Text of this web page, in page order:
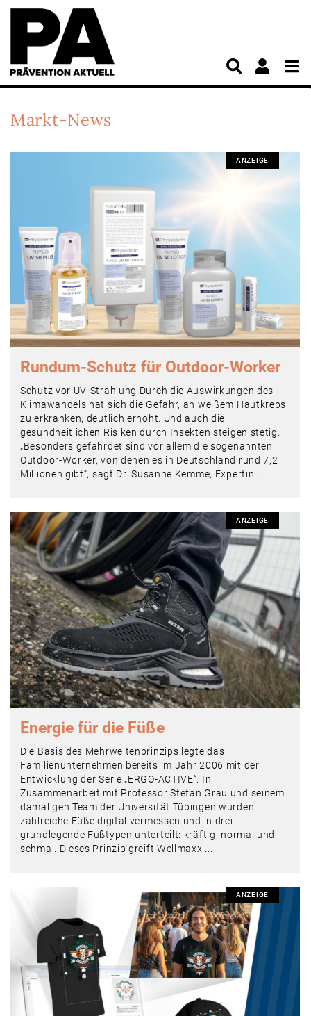
Markt-News
ANZEIGE
Rundum-Schutz für Outdoor-Worker
Schutz vor UV-Strahlung Durch die Auswirkungen des
Klimawandels hat sich die Gefahr, an weißem Hautkrebs
zu erkranken, deutlich erhöht. Und auch die
gesundheitlichen Risiken durch Insekten steigen stetig.
„Besonders gefährdet sind vor allem die sogenannten
Outdoor-Worker, von denen es in Deutschland rund 7,2
Millionen gibt“, sagt Dr. Susanne Kemme, Expertin ...
ANZEIGE
Energie für die Füße
Die Basis des Mehrweitenprinzips legte das
Familienunternehmen bereits im Jahr 2006 mit der
Entwicklung der Serie „ERGO-ACTIVE“. In
Zusammenarbeit mit Professor Stefan Grau und seinem
damaligen Team der Universität Tübingen wurden
zahlreiche Füße digital vermessen und in drei
grundlegende Fußtypen unterteilt: kräftig, normal und
schmal. Dieses Prinzip greift Wellmaxx ...
ANZEIGE